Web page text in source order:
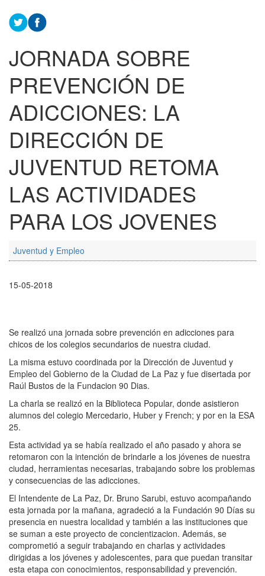
JORNADA SOBRE
PREVENCIÓN DE
ADICCIONES: LA
DIRECCIÓN DE
JUVENTUD RETOMA
LAS ACTIVIDADES
PARA LOS JOVENES
Juventud y Empleo
15-05-2018
Se realizó una jornada sobre prevención en adicciones para
chicos de los colegios secundarios de nuestra ciudad.
La misma estuvo coordinada por la Dirección de Juventud y
Empleo del Gobierno de la Ciudad de La Paz y fue disertada por
Raúl Bustos de la Fundacion 90 Dias.
La charla se realizó en la Biblioteca Popular, donde asistieron
alumnos del colegio Mercedario, Huber y French; y por en la ESA
25.
Esta actividad ya se había realizado el año pasado y ahora se
retomaron con la intención de brindarle a los jóvenes de nuestra
ciudad, herramientas necesarias, trabajando sobre los problemas
y consecuencias de las adicciones.
El Intendente de La Paz, Dr. Bruno Sarubi, estuvo acompañando
esta jornada por la mañana, agradeció a la Fundación 90 Días su
presencia en nuestra localidad y también a las instituciones que
se suman a este proyecto de concientizacion. Además, se
comprometió a seguir trabajando en charlas y actividades
dirigidas a los jóvenes y adolescentes, para que puedan transitar
esta etapa con conocimientos, responsabilidad y prevención.